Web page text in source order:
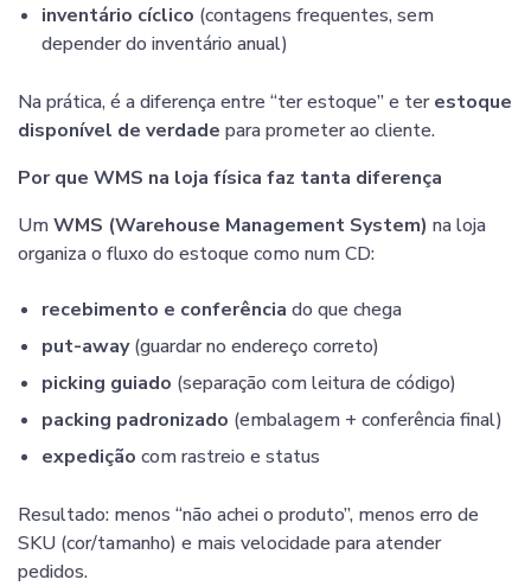
inventário cíclico (contagens frequentes, sem
depender do inventário anual)
Na prática, é a diferença entre “ter estoque” e terestoque
disponível de verdade para prometer ao cliente.
Por que WMS na loja física faz tanta diferença
UmWMS (Warehouse Management System) na loja
organiza o fluxo do estoque como num CD:
recebimento e conferência do que chega
put-away(guardar no endereço correto)
picking guiado (separação com leitura de código)
packing padronizado (embalagem + conferência final)
expedição com rastreio e status
Resultado: menos “não achei o produto”, menos erro de
SKU (cor/tamanho) e mais velocidade para atender
pedidos.